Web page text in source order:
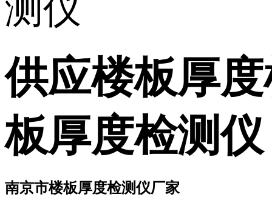
供应楼板厚
板厚度检测仪
南京市楼板厚度检测仪厂家